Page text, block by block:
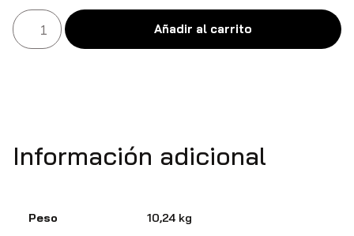
Añadir al carrito
Información adicional
Peso 10,24 kg